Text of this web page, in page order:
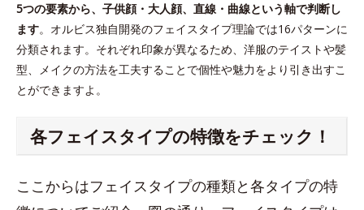
5つの要素から、子供顔・大人顔、直線・曲線という軸で判断し
ます。オルビス独自開発のフェイスタイプ理論では16パターンに
分類されます。それぞれ印象が異なるため、洋服のテイストや髪
型、メイクの方法を工夫することで個性や魅力をより引き出すこ
とができますよ。
各フェイスタイプの特徴をチェック！
ここからはフェイスタイプの種類と各タイプの特